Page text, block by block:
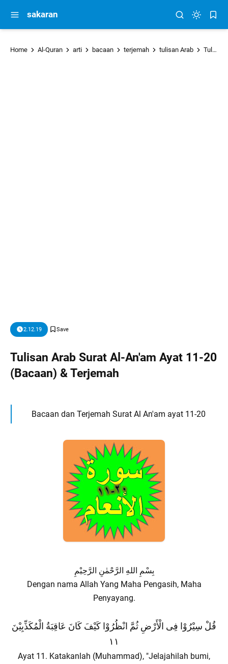
sakaran
Home Al-Quran arti bacaan terjemah tulisan Arab Tulisan Arab Surat Al-An'am Ayat 11-20 (Bacaan) & Terjemah
2.12.19
Tulisan Arab Surat Al-An'am Ayat 11-20
(Bacaan) & Terjemah
Bacaan dan Terjemah Surat Al An'am ayat 11-20
بِسْمِ اللهِ الرَّحْمٰنِ الرَّحِيْمِ
Dengan nama Allah Yang Maha Pengasih, Maha
Penyayang.
قُلْ سِيْرُوْا فِى الْأَرْضِ ثُمَّ انْظُرُوْا كَيْفَ كَانَ عَاقِبَةُ الْمُكَذِّبِيْنَ
١١
Ayat 11. Katakanlah (Muhammad), "Jelajahilah bumi,